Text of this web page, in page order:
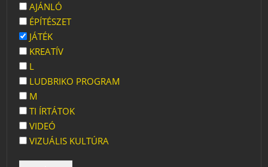
AJÁNLÓ
ÉPÍTÉSZET
JÁTÉK
KREATÍV
L
LUDBRIKO PROGRAM
M
TI ÍRTÁTOK
VIDEÓ
VIZUÁLIS KULTÚRA